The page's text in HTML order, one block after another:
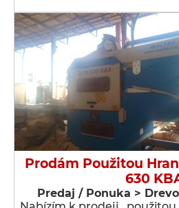
Prodám Použitou
630
Predaj / Ponuka >